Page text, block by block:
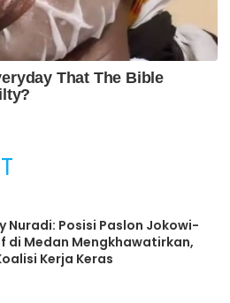
Nuradi: Posisi Paslon Jokowi-
di Medan Mengkhawatirkan,
Kerja Keras